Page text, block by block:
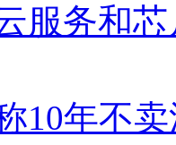
服务和
10年不